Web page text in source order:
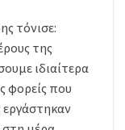
τόνισε:
της
ιδιαίτερα
φορείς που
εργάστηκαν